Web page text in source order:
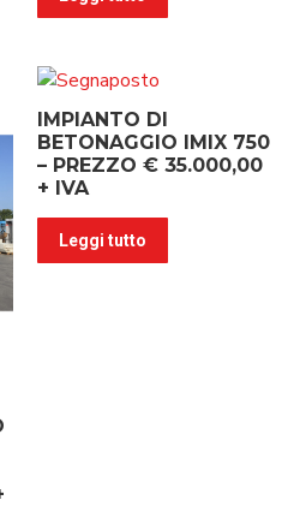
IMPIANTO DI
BETONAGGIO IMIX 750
– PREZZO € 35.000,00
+ IVA
Leggi tutto